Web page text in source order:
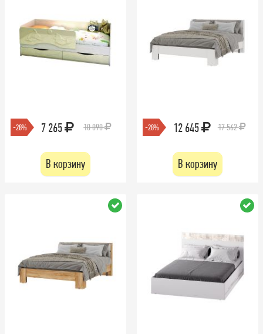
-28% 7 265 10 090
В корзину
-28% 12 645 17 562
В корзину